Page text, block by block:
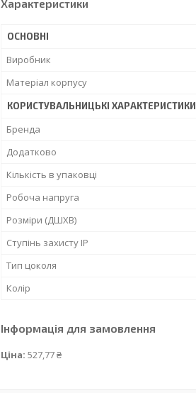
Характеристики
ОСНОВНІ
Виробник
Матеріал корпусу
КОРИСТУВАЛЬНИЦЬКІ ХАРАКТЕРИСТИКИ
Бренда
Додатково
Кількість в упаковці
Робоча напруга
Розміри (ДШХВ)
Ступінь захисту IP
Тип цоколя
Колір
Інформація для замовлення
Ціна: 527,77 ₴